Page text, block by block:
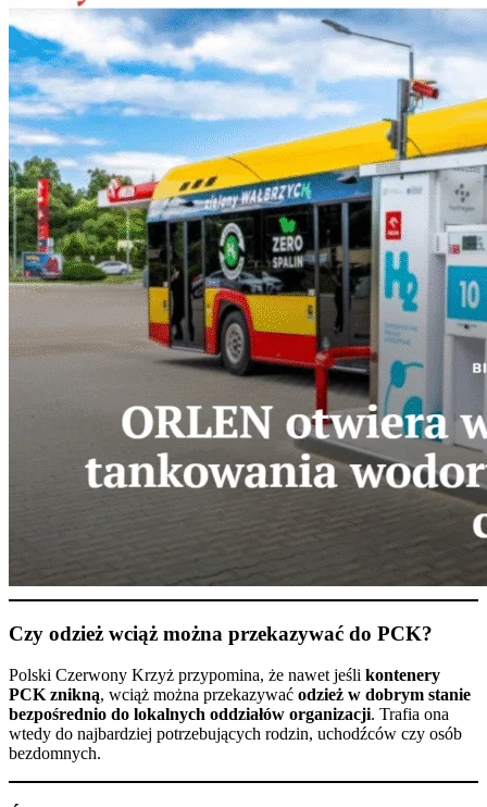
Czy odzież wciąż można przekazywać do PCK?
Polski Czerwony Krzyż przypomina, że nawet jeśli kontenery
PCK znikną, wciąż można przekazywać odzież w dobrym stanie
bezpośrednio do lokalnych oddziałów organizacji. Trafia ona
wtedy do najbardziej potrzebujących rodzin, uchodźców czy osób
bezdomnych.